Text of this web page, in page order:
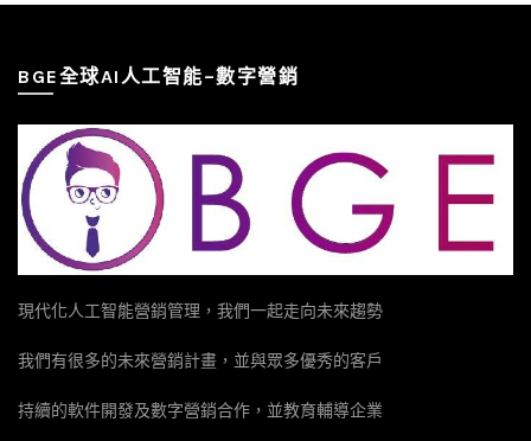
BGE全球AI人工智能–數字營銷
現代化人工智能營銷管理，我們一起走向未來趨勢
我們有很多的未來營銷計畫，並與眾多優秀的客戶
持續的軟件開發及數字營銷合作，並教育輔導企業